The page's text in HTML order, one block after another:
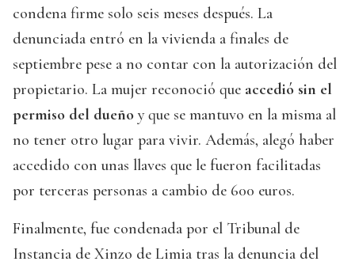
condena firme solo seis meses después. La
denunciada entró en la vivienda a finales de
septiembre pese a no contar con la autorización del
propietario. La mujer reconoció que accedió sin el
permiso del dueño y que se mantuvo en la misma al
no tener otro lugar para vivir. Además, alegó haber
accedido con unas llaves que le fueron facilitadas
por terceras personas a cambio de 600 euros.
Finalmente, fue condenada por el Tribunal de
Instancia de Xinzo de Limia tras la denuncia del